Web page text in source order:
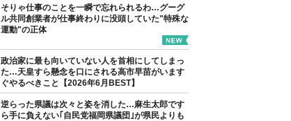
そりゃ仕事のことを一瞬で忘れられるわ…グーグ
ル共同創業者が仕事終わりに没頭していた"特殊な
運動"の正体
政治家に最も向いていない人を首相にしてしまっ
た…天皇すら懸念を口にされる高市早苗がいます
ぐやるべきこと【2026年6月BEST】
逆らった県議は次々と姿を消した…麻生太郎です
ら手に負えない｢自民党福岡県議団｣が県民よりも